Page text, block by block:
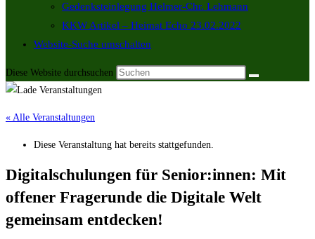
Gedenksteinlegung Helmer-Chr. Lehmann
KKW Artikel – Heimat Echo 23.02.2022
Website-Suche umschalten
Diese Website durchsuchen
« Alle Veranstaltungen
Diese Veranstaltung hat bereits stattgefunden.
Digitalschulungen für Senior:innen: Mit
offener Fragerunde die Digitale Welt
gemeinsam entdecken!